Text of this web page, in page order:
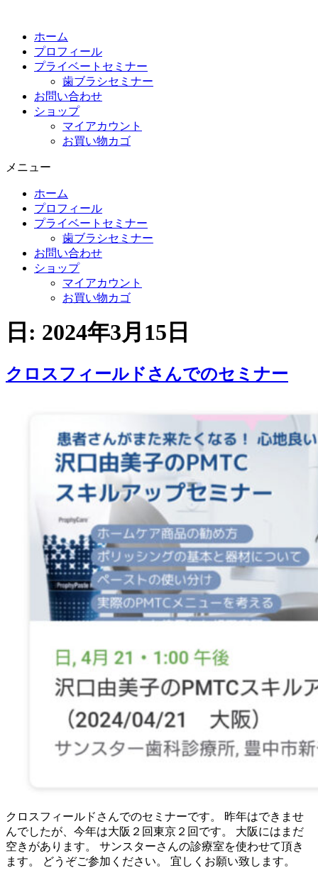
ホーム
プロフィール
プライベートセミナー
歯ブラシセミナー
お問い合わせ
ショップ
マイアカウント
お買い物カゴ
メニュー
ホーム
プロフィール
プライベートセミナー
歯ブラシセミナー
お問い合わせ
ショップ
マイアカウント
お買い物カゴ
日: 2024年3月15日
クロスフィールドさんでのセミナー
クロスフィールドさんでのセミナーです。 昨年はできませ
んでしたが、今年は大阪２回東京２回です。 大阪にはまだ
空きがあります。 サンスターさんの診療室を使わせて頂き
ます。 どうぞご参加ください。 宜しくお願い致します。